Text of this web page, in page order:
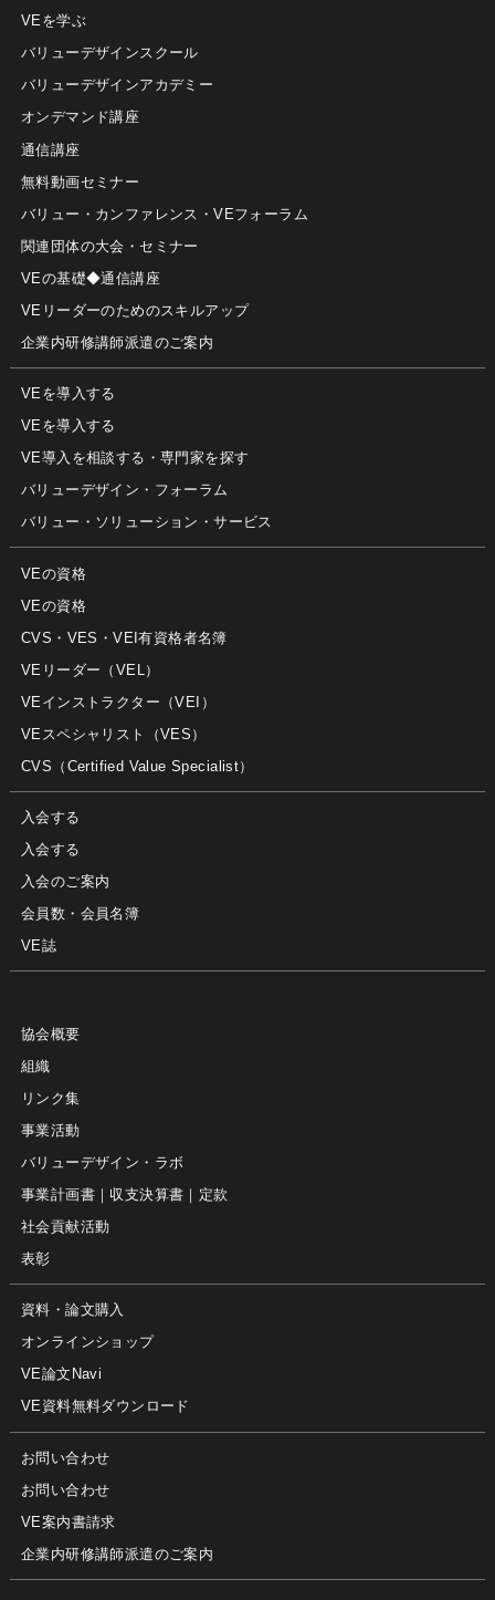
VEを学ぶ
バリューデザインスクール
バリューデザインアカデミー
オンデマンド講座
通信講座
無料動画セミナー
バリュー・カンファレンス・VEフォーラム
関連団体の大会・セミナー
VEの基礎◆通信講座
VEリーダーのためのスキルアップ
企業内研修講師派遣のご案内
VEを導入する
VEを導入する
VE導入を相談する・専門家を探す
バリューデザイン・フォーラム
バリュー・ソリューション・サービス
VEの資格
VEの資格
CVS・VES・VEI有資格者名簿
VEリーダー（VEL）
VEインストラクター（VEI）
VEスペシャリスト（VES）
CVS（Certified Value Specialist）
入会する
入会する
入会のご案内
会員数・会員名簿
VE誌
協会概要
組織
リンク集
事業活動
バリューデザイン・ラボ
事業計画書｜収支決算書｜定款
社会貢献活動
表彰
資料・論文購入
オンラインショップ
VE論文Navi
VE資料無料ダウンロード
お問い合わせ
お問い合わせ
VE案内書請求
企業内研修講師派遣のご案内